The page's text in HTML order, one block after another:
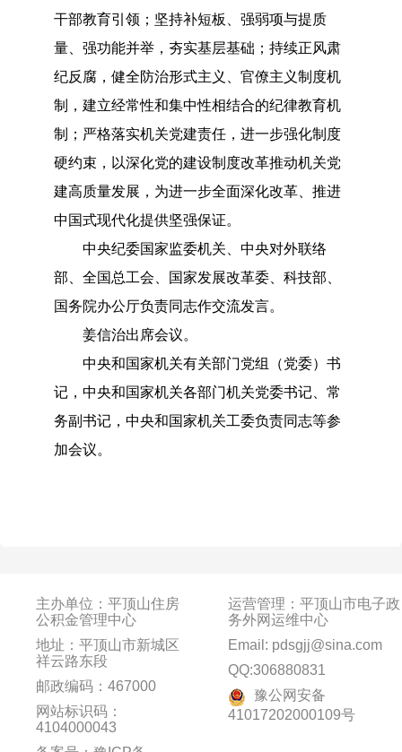
干部教育引领；坚持补短板、强弱项与提质
量、强功能并举，夯实基层基础；持续正风肃
纪反腐，健全防治形式主义、官僚主义制度机
制，建立经常性和集中性相结合的纪律教育机
制；严格落实机关党建责任，进一步强化制度
硬约束，以深化党的建设制度改革推动机关党
建高质量发展，为进一步全面深化改革、推进
中国式现代化提供坚强保证。
中央纪委国家监委机关、中央对外联络
部、全国总工会、国家发展改革委、科技部、
国务院办公厅负责同志作交流发言。
姜信治出席会议。
中央和国家机关有关部门党组（党委）书
记，中央和国家机关各部门机关党委书记、常
务副书记，中央和国家机关工委负责同志等参
加会议。
主办单位：平顶山住房
公积金管理中心
地址：平顶山市新城区
祥云路东段
邮政编码：467000
网站标识码：
4104000043
运营管理：平顶山市电子政
务外网运维中心
Email: pdsgjj@sina.com
QQ:306880831
豫公网安备
41017202000109号